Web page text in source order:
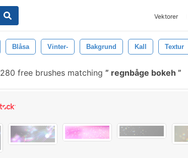
Vektorer
Blåsa Vinter- Bakgrund Kall Textur
280 free brushes matching regnbåge bokeh